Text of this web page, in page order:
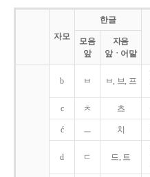
자모
한글
모음
앞
자음
앞ㆍ어말
b ㅂ ㅂ, 브, 프
c ㅊ 츠
ć ㅡ 치
d ㄷ 드, 트